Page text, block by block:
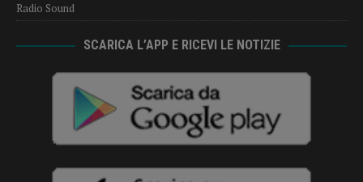
Radio Sound
SCARICA L’APP E RICEVI LE NOTIZIE